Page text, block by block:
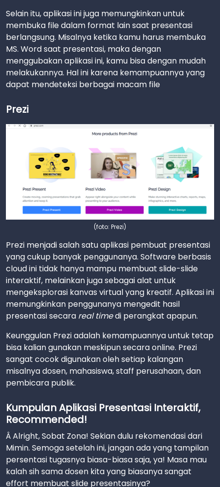
Selain itu, aplikasi ini juga memungkinkan untuk
membuka file dalam format lain saat presentasi
berlangsung. Misalnya ketika kamu harus membuka
MS. Word saat presentasi, maka dengan
menggubakan aplikasi ini, kamu bisa dengan mudah
melakukannya. Hal ini karena kemampuannya yang
dapat mendeteksi berbagai macam file
Prezi
(foto: Prezi)
Prezi menjadi salah satu aplikasi pembuat presentasi
yang cukup banyak penggunanya. Software berbasis
cloud ini tidak hanya mampu membuat slide-slide
interaktif, melainkan juga sebagai alat untuk
mengeksplorasi kanvas virtual yang kreatif. Aplikasi ini
memungkinkan penggunanya mengedit hasil
presentasi secara real timedi perangkat apapun.
Keunggulan Prezi adalah kemampuannya untuk tetap
bisa kalian gunakan meskipun secara online. Prezi
sangat cocok digunakan oleh setiap kalangan
misalnya dosen, mahasiswa, staff perusahaan, dan
pembicara publik.
Kumpulan Aplikasi Presentasi Interaktif,
Recommended!
Â Alright, Sobat Zona! Sekian dulu rekomendasi dari
Mimin. Semoga setelah ini, jangan ada yang tampilan
persentasi tugasnya biasa-biasa saja, ya! Masa mau
kalah sih sama dosen kita yang biasanya sangat
effort membuat slide presentasinya?